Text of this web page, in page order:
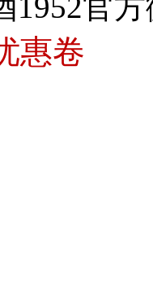
惠卷